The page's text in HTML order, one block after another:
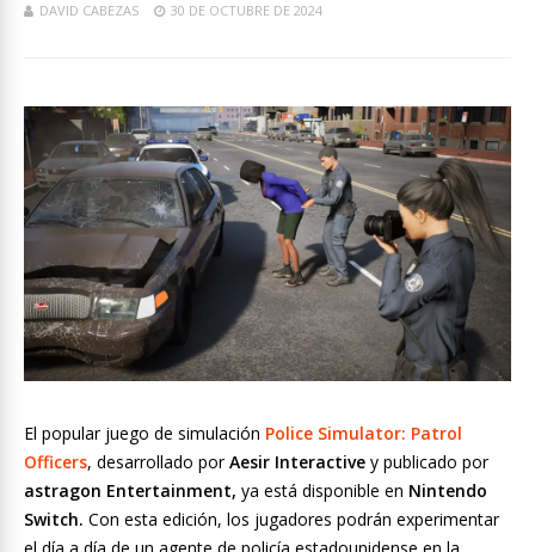
DAVID CABEZAS 30 DE OCTUBRE DE 2024
El popular juego de simulación Police Simulator: Patrol
Officers, desarrollado porAesir Interactive y publicado por
astragon Entertainment, ya está disponible en Nintendo
Switch. Con esta edición, los jugadores podrán experimentar
el día a día de un agente de policía estadounidense en la